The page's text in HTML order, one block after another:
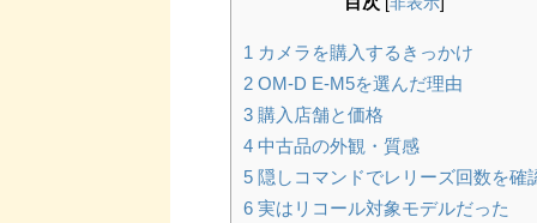
1 カメラを購入するきっかけ
2 OM-D E-M5を選んだ理由
3 購入店舗と価格
4 中古品の外観・質感
5 隠しコマンドでレリーズ回数を確
6 実はリコール対象モデルだった